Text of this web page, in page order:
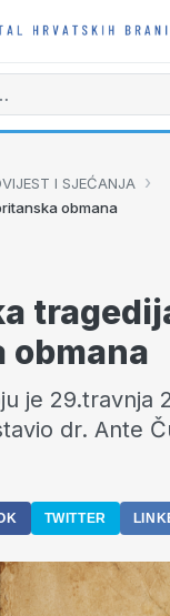
I SJEĆANJA ›
obmana
obmana
je 29.travnja
dr. Ante
TWITTER